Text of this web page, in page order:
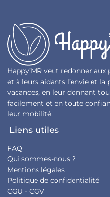
Happy’MR veut redonner
et à leurs aidants l’envie et
vacances, en leur donnant
facilement et en toute
leur mobilité.
Liens utiles
FAQ
Qui sommes-nous ?
Mentions légales
Politique de confidentialité
CGU - CGV